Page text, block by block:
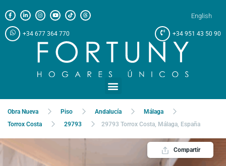
English
+34 677 364 770 +34 951 43 50 90
Obra Nueva Piso Andalucía
Málaga
Torrox Costa
29793 29793 Torrox Costa, Málaga, España
Compartir